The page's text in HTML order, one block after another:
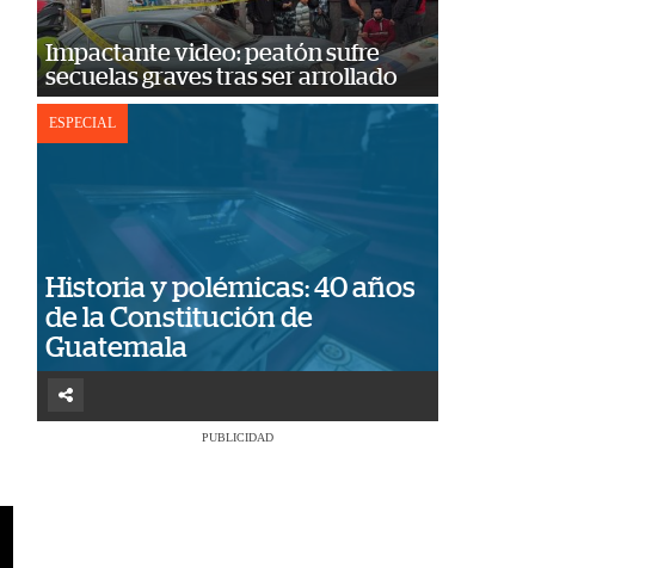
Impactante video: peatón sufre
secuelas graves tras ser arrollado
ESPECIAL
Historia y polémicas: 40 años
de la Constitución de
Guatemala
PUBLICIDAD